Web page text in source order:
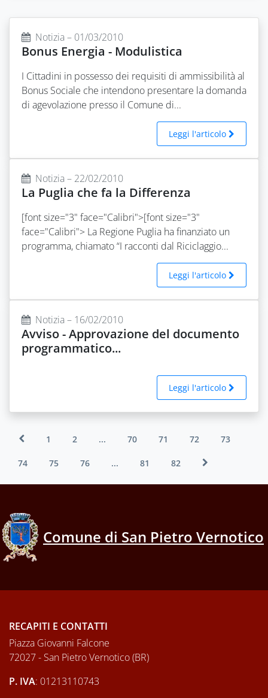
Notizia – 01/03/2010
Bonus Energia - Modulistica
I Cittadini in possesso dei requisiti di ammissibilità al
Bonus Sociale che intendono presentare la domanda
di agevolazione presso il Comune di...
Leggi l'articolo
Notizia – 22/02/2010
La Puglia che fa la Differenza
[font size="3" face="Calibri">[font size="3"
face="Calibri"> La Regione Puglia ha finanziato un
programma, chiamato “I racconti dal Riciclaggio...
Leggi l'articolo
Notizia – 16/02/2010
Avviso - Approvazione del documento
programmatico...
Leggi l'articolo
1 2 ... 70 71 72 73
74 75 76 ... 81 82
Comune di San Pietro Vernotico
RECAPITI E CONTATTI
Piazza Giovanni Falcone
72027 - San Pietro Vernotico (BR)
P. IVA: 01213110743